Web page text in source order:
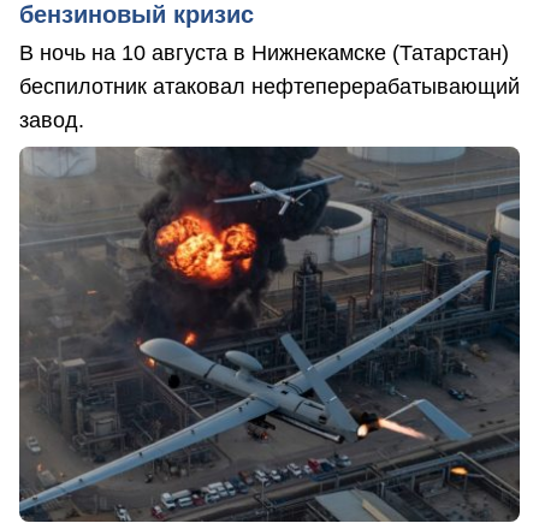
бензиновый кризис
В ночь на 10 августа в Нижнекамске (Татарстан)
беспилотник атаковал нефтеперерабатывающий
завод.